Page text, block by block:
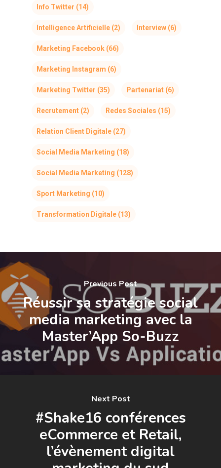
Info Twitter (14)
Intelligence Artificielle (2) Interview (6)
Marketing Facebook (66)
Marketing Instagram (6)
Marketing Twitter (35) Partenariat (6)
Recrutement (2) Redes Sociales (15)
Relation Client Digitale (27)
Social Media Marketing (18)
Social Media Marketing (128)
Sport Marketing (10)
Transformation Digitale (13)
Previous Post
Réussir sa stratégie social
media marketing avec la
Master’App So-Buzz
Next Post
#Shake16 conférences
eCommerce et Retail,
l’évènement digital